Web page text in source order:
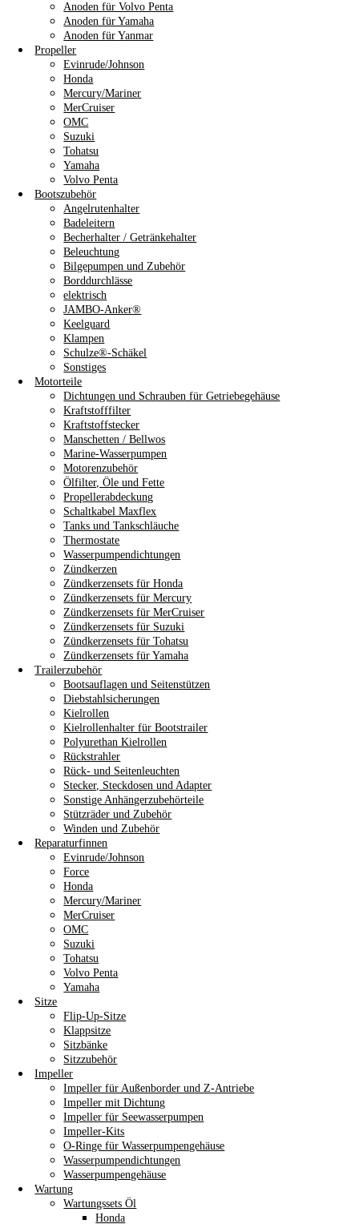
Anoden für Volvo Penta
Anoden für Yamaha
Anoden für Yanmar
Propeller
Evinrude/Johnson
Honda
Mercury/Mariner
MerCruiser
OMC
Suzuki
Tohatsu
Yamaha
Volvo Penta
Bootszubehör
Angelrutenhalter
Badeleitern
Becherhalter / Getränkehalter
Beleuchtung
Bilgepumpen und Zubehör
Borddurchlässe
elektrisch
JAMBO-Anker®
Keelguard
Klampen
Schulze®-Schäkel
Sonstiges
Motorteile
Dichtungen und Schrauben für Getriebegehäuse
Kraftstofffilter
Kraftstoffstecker
Manschetten / Bellwos
Marine-Wasserpumpen
Motorenzubehör
Ölfilter, Öle und Fette
Propellerabdeckung
Schaltkabel Maxflex
Tanks und Tankschläuche
Thermostate
Wasserpumpendichtungen
Zündkerzen
Zündkerzensets für Honda
Zündkerzensets für Mercury
Zündkerzensets für MerCruiser
Zündkerzensets für Suzuki
Zündkerzensets für Tohatsu
Zündkerzensets für Yamaha
Trailerzubehör
Bootsauflagen und Seitenstützen
Diebstahlsicherungen
Kielrollen
Kielrollenhalter für Bootstrailer
Polyurethan Kielrollen
Rückstrahler
Rück- und Seitenleuchten
Stecker, Steckdosen und Adapter
Sonstige Anhängerzubehörteile
Stützräder und Zubehör
Winden und Zubehör
Reparaturfinnen
Evinrude/Johnson
Force
Honda
Mercury/Mariner
MerCruiser
OMC
Suzuki
Tohatsu
Volvo Penta
Yamaha
Sitze
Flip-Up-Sitze
Klappsitze
Sitzbänke
Sitzzubehör
Impeller
Impeller für Außenborder und Z-Antriebe
Impeller mit Dichtung
Impeller für Seewasserpumpen
Impeller-Kits
O-Ringe für Wasserpumpengehäuse
Wasserpumpendichtungen
Wasserpumpengehäuse
Wartung
Wartungssets Öl
Honda